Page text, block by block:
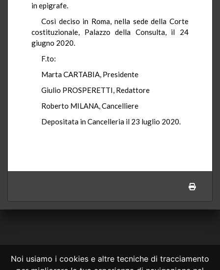
Noi usiamo i cookies e altre tecniche di tracciamento
in epigrafe.
Così deciso in Roma, nella sede della Corte
costituzionale, Palazzo della Consulta, il 24
giugno 2020.
F.to:
Marta CARTABIA, Presidente
Giulio PROSPERETTI, Redattore
Roberto MILANA, Cancelliere
Depositata in Cancelleria il 23 luglio 2020.